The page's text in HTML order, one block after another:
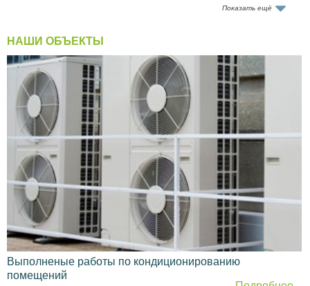
Показать ещё
Помимо СНиПов под номерами 2.04.05-91, 41-01-
2003, при реализации вентиляции предприятий
общественного питания, компания «АВИК»
использует МГСН 4.14-98, Р НП «АВОК» 7.3-2007 и
указанные в нем нормативные документы. Это
позволяет добиться высокого качества результата и
со стопроцентной уверенностью защитить клиента от
проблем с проверяющими органами.
Особенности вентиляции
В отличие от горячего цеха, система воздухообмена
в обеденном зале не всегда требует учета
теплонапряженности, т. к. в помещении может не
быть плит и прочих объектов. Это не касается
тематических ресторанов, предлагающих
посетителям наслаждаться кулинарными шоу. Если
таковые присутствуют, то вентиляция делается
НАШИ ОБЪЕКТЫ
Выполненые работы по кондиционированию
помещений